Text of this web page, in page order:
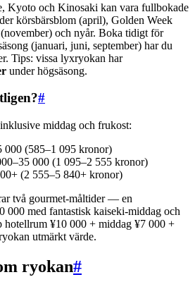
Kyoto och Kinosaki kan vara fullbokade
körsbärsblom (april), Golden Week
och nyår. Boka tidigt för
(januari, juni, september) har du
Tips: vissa lyxryokan har
under högsäsong.
#
middag och frukost:
000 (585–1 095 kronor)
000 (1 095–2 555 kronor)
(2 555–5 840+ kronor)
två gourmet-måltider — en
000 med fantastisk kaiseki-middag och
hotellrum ¥10 000 + middag ¥7 000 +
utmärkt värde.
ryokan#